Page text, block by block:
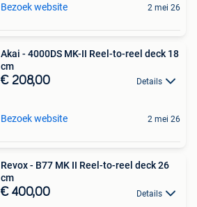
Bezoek website 2 mei 26
Akai - 4000DS MK-II Reel-to-reel deck 18
cm
€ 208,00 Details
Bezoek website 2 mei 26
Revox - B77 MK II Reel-to-reel deck 26
cm
€ 400,00 Details